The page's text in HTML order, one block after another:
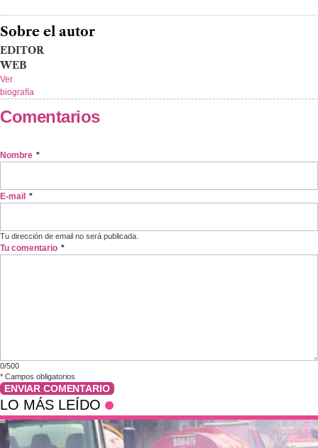
Sobre el autor
EDITOR
WEB
Ver
biografía
Comentarios
Nombre *
E-mail *
Tu dirección de email no será publicada.
Tu comentario *
0/500
* Campos obligatorios
ENVIAR COMENTARIO
LO MÁS LEÍDO